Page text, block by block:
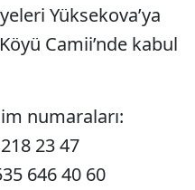
Yüksekova’ya
Camii’nde kabul
numaraları:
23 47
646 40 60